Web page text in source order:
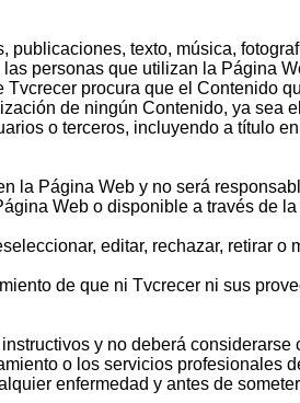
texto, música,
personas que utilizan la Página
procura que el Contenido
de ningún Contenido, ya sea
o terceros, incluyendo a título
la Página Web y no será
Web o disponible a través de la
editar, rechazar, retirar
de que ni Tvcrecer ni sus
y no deberá
o los servicios
enfermedad y antes de